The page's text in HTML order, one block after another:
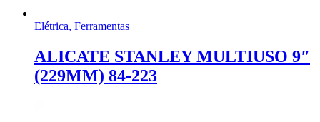
Elétrica, Ferramentas
ALICATE STANLEY MULTIUSO 9″
(229MM) 84-223